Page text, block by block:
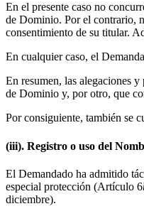
En el presente caso no
de Dominio. Por el contrario,
consentimiento de su titular.
En cualquier caso, el
En resumen, las alegaciones
de Dominio y, por otro, que
Por consiguiente, también se
(iii). Registro o uso del
El Demandado ha admitido
especial protección (Artículo 6
diciembre).